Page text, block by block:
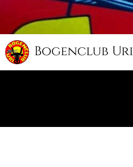
Bogenclub Uri